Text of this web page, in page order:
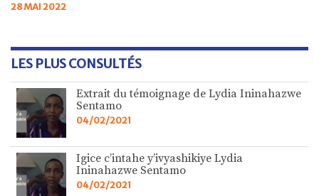
28 MAI 2022
LES PLUS CONSULTÉS
Extrait du témoignage de Lydia Ininahazwe
Sentamo
04/02/2021
Igice c’intahe y’ivyashikiye Lydia
Ininahazwe Sentamo
04/02/2021